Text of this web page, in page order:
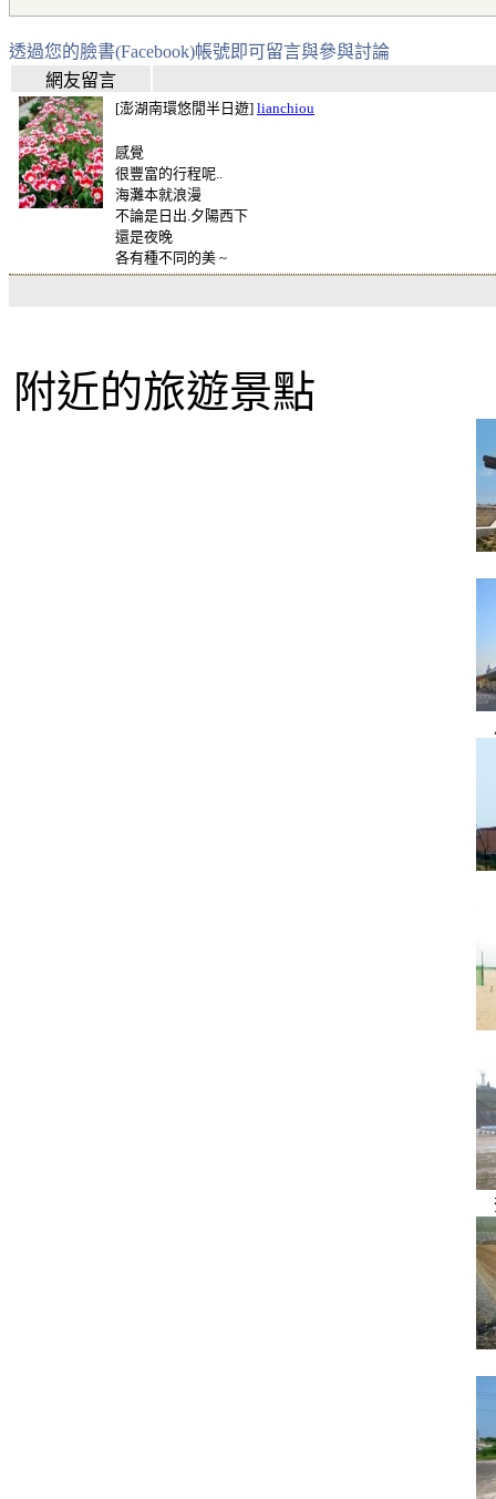
透過您的臉書(Facebook)帳號即可留言與參與討論
網友留言
[澎湖南環悠閒半日遊] lianchiou
感覺
很豐富的行程呢..
海灘本就浪漫
不論是日出.夕陽西下
還是夜晚
各有種不同的美 ~
附近的旅遊景點